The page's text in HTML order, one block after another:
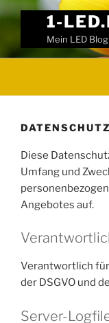
Weiter
1-
Mein LED Blog
Diese
Umfang und
Angebotes auf.
Verantwortlich
der DSGVO und
Server-